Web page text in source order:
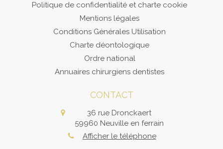
Politique de confidentialité et charte cookie
Mentions légales
Conditions Générales Utilisation
Charte déontologique
Ordre national
Annuaires chirurgiens dentistes
CONTACT
36 rue Dronckaert
59960 Neuville en ferrain
Afficher le téléphone